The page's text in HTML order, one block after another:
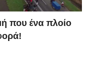
που ένα πλοίο